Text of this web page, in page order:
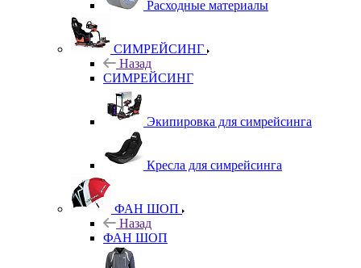
Расходные материалы
СИМРЕЙСИНГ
Назад
СИМРЕЙСИНГ
Экипировка для симрейсинга
Кресла для симрейсинга
ФАН ШОП
Назад
ФАН ШОП